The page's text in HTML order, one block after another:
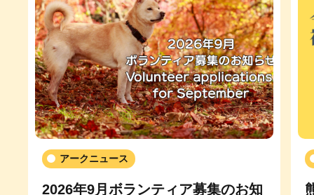
アークニュース
2026年9月ボランティア募集のお知